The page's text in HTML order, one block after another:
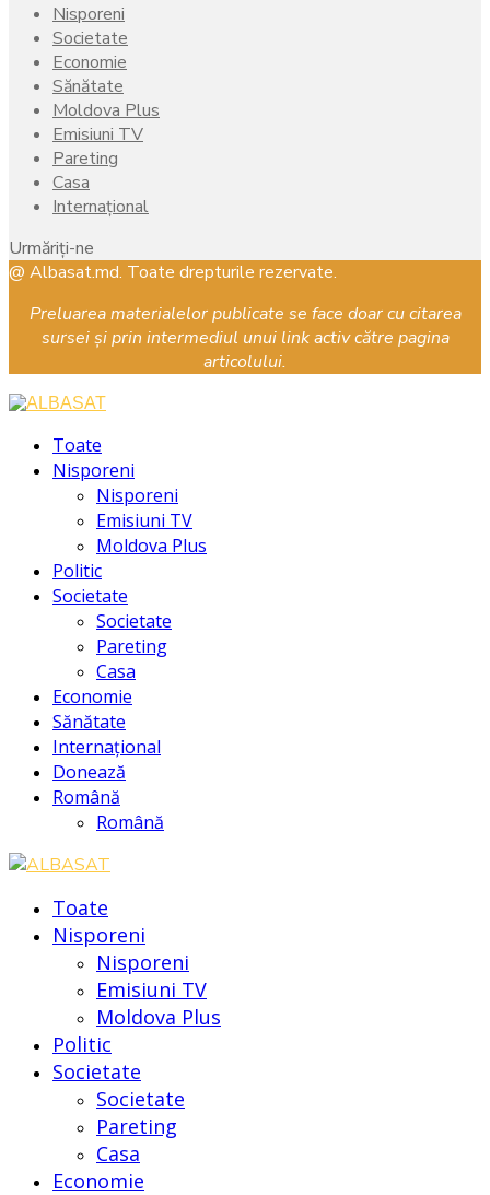
Nisporeni
Societate
Economie
Sănătate
Moldova Plus
Emisiuni TV
Pareting
Casa
Internațional
Urmăriți-ne
Facebook
Instagram
Youtube
@ Albasat.md. Toate drepturile rezervate.
Preluarea materialelor publicate se face doar cu citarea
sursei și prin intermediul unui link activ către pagina
articolului.
Toate
Nisporeni
Nisporeni
Emisiuni TV
Moldova Plus
Politic
Societate
Societate
Pareting
Casa
Economie
Sănătate
Internațional
Donează
Română
Română
Toate
Nisporeni
Nisporeni
Emisiuni TV
Moldova Plus
Politic
Societate
Societate
Pareting
Casa
Economie